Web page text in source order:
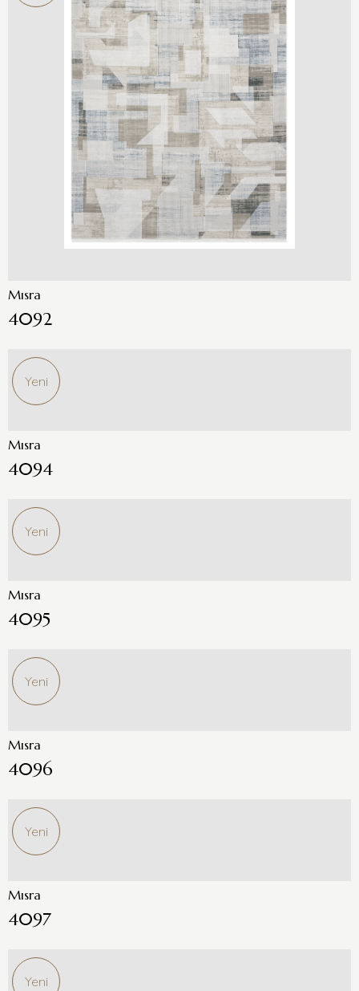
Mısra
4092
Yeni
Mısra
4094
Yeni
Mısra
4095
Yeni
Mısra
4096
Yeni
Mısra
4097
Yeni